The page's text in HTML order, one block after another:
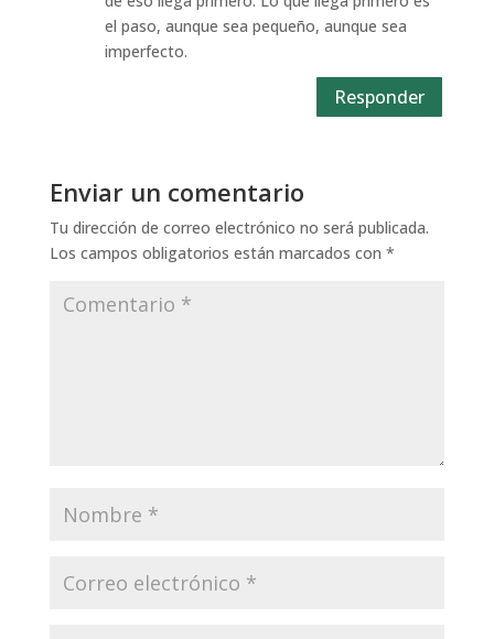
el paso, aunque sea pequeño, aunque sea
imperfecto.
Responder
Enviar un comentario
Tu dirección de correo electrónico no será publicada.
Los campos obligatorios están marcados con *